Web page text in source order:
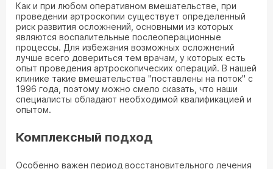
Как и при любом оперативном вмешательстве, при
проведении артроскопии существует определенный
риск развития осложнений, основными из которых
являются воспалительные послеоперационные
процессы. Для избежания возможных осложнений
лучше всего довериться тем врачам, у которых есть
опыт проведения артроскопических операций. В нашей
клинике такие вмешательства "поставлены на поток" с
1996 года, поэтому можно смело сказать, что наши
специалисты обладают необходимой квалификацией и
опытом.
Комплексный подход
Особенно важен период восстановительного лечения